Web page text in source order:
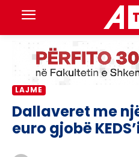
LAJME
Dallaveret me
euro gjobë